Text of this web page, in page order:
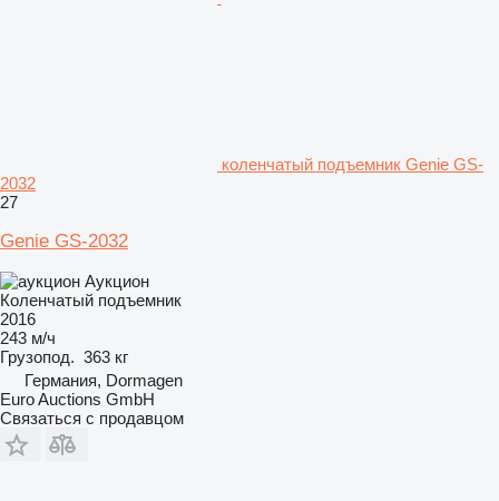
коленчатый подъемник Genie GS-
2032
27
Genie GS-2032
Аукцион
Коленчатый подъемник
2016
243 м/ч
Грузопод. 363 кг
Германия, Dormagen
Euro Auctions GmbH
Связаться с продавцом